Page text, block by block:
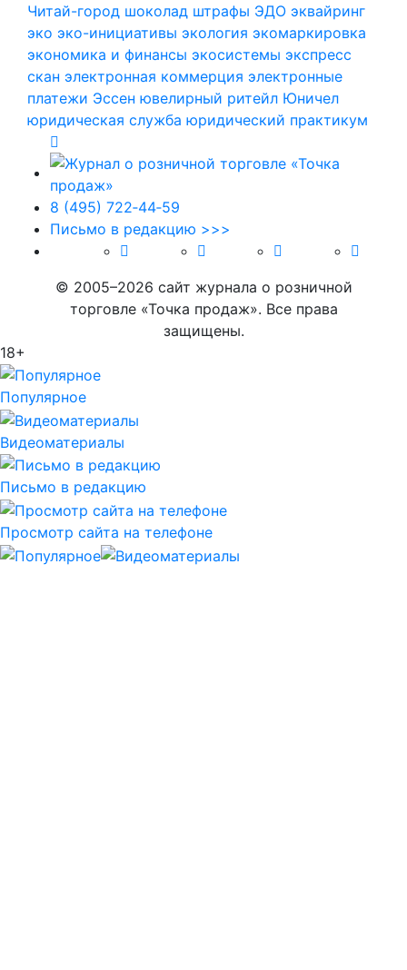
Читай-город шоколад штрафы ЭДО эквайринг
эко эко-инициативы экология экомаркировка
экономика и финансы экосистемы экспресс
скан электронная коммерция электронные
платежи Эссен ювелирный ритейл Юничел
юридическая служба юридический практикум
8 (495) 722‑44‑59
Письмо в редакцию >>>
© 2005–2026 сайт журнала о розничной
торговле «Точка продаж». Все права
защищены.
18+
Популярное
Видеоматериалы
Письмо в редакцию
Просмотр сайта на телефоне